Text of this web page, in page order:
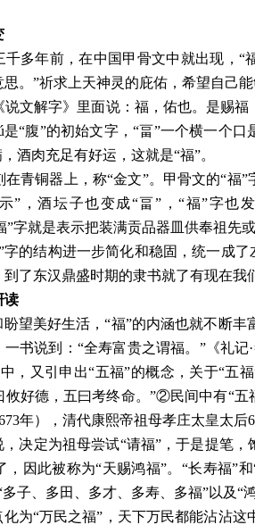
千多年前，在中国甲骨文中就出现，“
。”祈求上天神灵的庇佑，希望自己能
文解字》里面说：福，佑也。是赐
“腹”的初始文字，“畐”一个横一个口
酒肉充足有好运，这就是“福”。
在青铜器上，称“金文”。甲骨文的“福”
”，酒坛子也变成“畐”，“福”字也
”字就是表示把装满贡品器皿供奉祖先
字的结构进一步简化和稳固，统一成了
了东汉鼎盛时期的隶书就了有现在我
读
盼望美好生活，“福”的内涵也就不断
书说到：“全寿富贵之谓福。”《礼
，又引申出“五福”的概念，关于“五
好德，五曰考终命。”②民间中有“五
年），清代康熙帝祖母孝庄太皇太
，决定为祖母尝试“请福”，于是提笔，
因此被称为“天赐鸿福”。“长寿福”
子、多田、多才、多寿、多福”以及“
为“万民之福”，天下万民都能沾沾